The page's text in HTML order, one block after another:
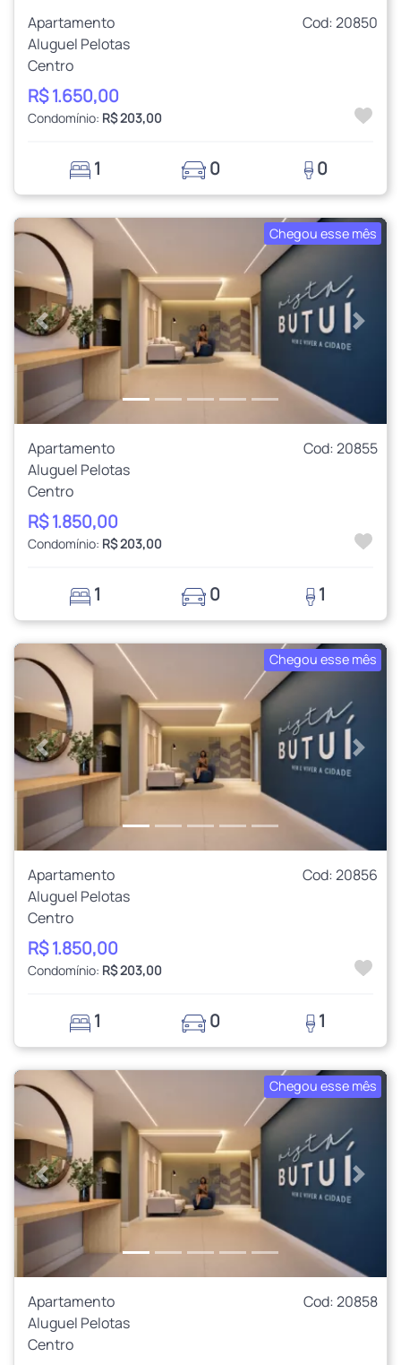
Apartamento
Cod: 20850
Aluguel Pelotas
Centro
R$ 1.650,00
Condomínio: R$ 203,00
1 0 0
Chegou esse mês
Anterior
Apartamento
Cod: 20855
Aluguel Pelotas
Centro
R$ 1.850,00
Condomínio: R$ 203,00
1 0 1
Chegou esse mês
Anterior
Apartamento
Cod: 20856
Aluguel Pelotas
Centro
R$ 1.850,00
Condomínio: R$ 203,00
1 0 1
Chegou esse mês
Anterior
Apartamento
Cod: 20858
Aluguel Pelotas
Centro